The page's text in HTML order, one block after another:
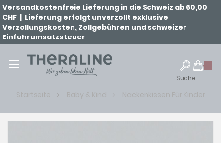
Versandkostenfreie Lieferung in die Schweiz ab 60,00
CHF | Lieferung erfolgt unverzollt exklusive
Verzollungskosten, Zollgebühren und schweizer
Einfuhrumsatzsteuer
Suche
Startseite Baby & Kind Nackenkissen Für Kinder